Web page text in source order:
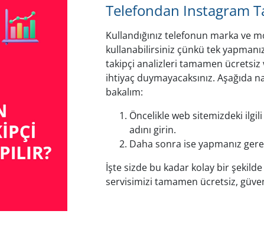
Telefondan Instagram
Kullandığınız telefonun marka ve
kullanabilirsiniz çünkü tek
takipçi analizleri tamamen
ihtiyaç duymayacaksınız. Aşağıda
bakalım:
Öncelikle web sitemizdeki
adını girin.
Daha sonra ise yapmanız
İşte sizde bu kadar kolay bir
servisimizi tamamen ücretsiz,